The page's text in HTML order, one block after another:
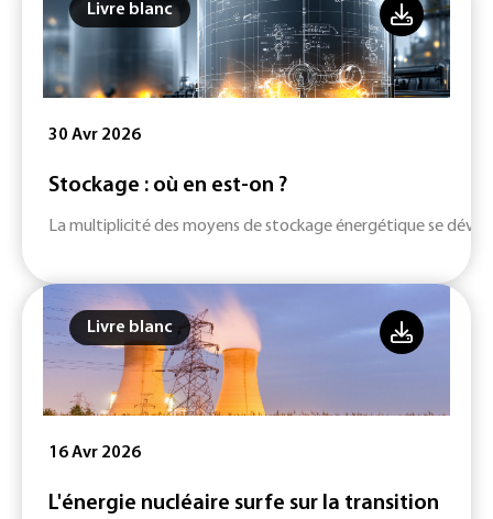
Livre blanc
30 Avr 2026
Stockage : où en est-on ?
La multiplicité des moyens de stockage énergétique se
Livre blanc
16 Avr 2026
L'énergie nucléaire surfe sur la transition